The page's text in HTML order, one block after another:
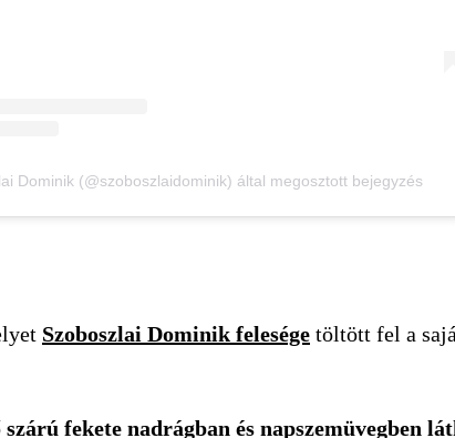
Dominik (@szoboszlaidominik) által megosztott bejegyzés
Szoboszlai Dominik felesége töltött fel a
fekete nadrágban és napszemüvegben